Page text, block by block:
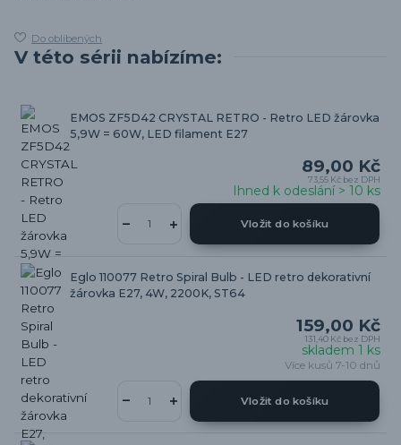
Do oblíbených
V této sérii nabízíme:
EMOS ZF5D42 CRYSTAL RETRO - Retro LED žárovka
5,9W = 60W, LED filament E27
89,00 Kč
73,55 Kč bez DPH
Ihned k odeslání > 10 ks
Vložit do košíku
Eglo 110077 Retro Spiral Bulb - LED retro dekorativní
žárovka E27, 4W, 2200K, ST64
159,00 Kč
131,40 Kč bez DPH
skladem 1 ks
Více kusů 7-10 dnů
Vložit do košíku